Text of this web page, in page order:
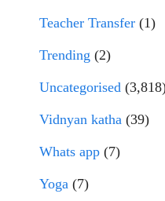
Teacher Transfer (1)
Trending (2)
Uncategorised
Vidnyan katha (39)
Whats app (7)
Yoga (7)